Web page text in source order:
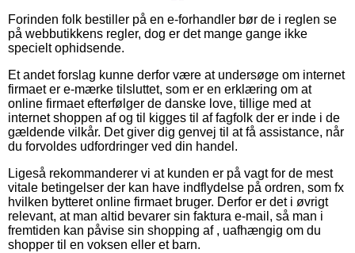
Forinden folk bestiller på en e-forhandler bør de i reglen se
på webbutikkens regler, dog er det mange gange ikke
specielt ophidsende.
Et andet forslag kunne derfor være at undersøge om internet
firmaet er e-mærke tilsluttet, som er en erklæring om at
online firmaet efterfølger de danske love, tillige med at
internet shoppen af og til kigges til af fagfolk der er inde i de
gældende vilkår. Det giver dig genvej til at få assistance, når
du forvoldes udfordringer ved din handel.
Ligeså rekommanderer vi at kunden er på vagt for de mest
vitale betingelser der kan have indflydelse på ordren, som fx
hvilken bytteret online firmaet bruger. Derfor er det i øvrigt
relevant, at man altid bevarer sin faktura e-mail, så man i
fremtiden kan påvise sin shopping af , uafhængig om du
shopper til en voksen eller et barn.